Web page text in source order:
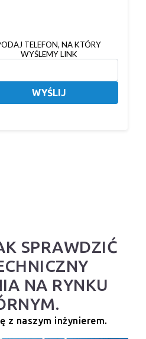
TELEFON, NA KTÓRY
WYŚLEMY LINK
WYŚLIJ
SPRAWDZIĆ
NA RYNKU
z naszym inżynierem.